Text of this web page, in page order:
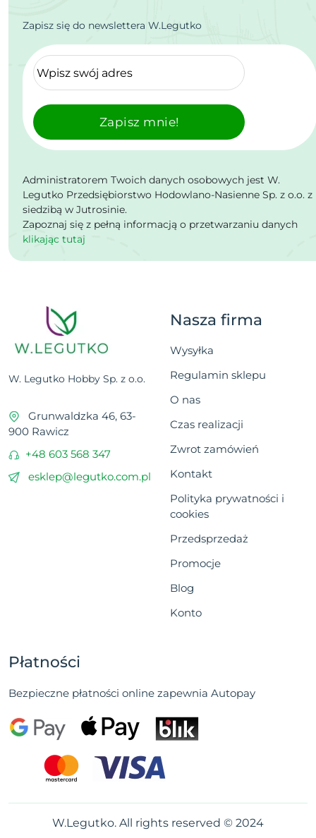
Zapisz się do newslettera W.Legutko
Zapisz mnie!
Administratorem Twoich danych osobowych jest W.
Legutko Przedsiębiorstwo Hodowlano-Nasienne Sp. z o.o. z
siedzibą w Jutrosinie.
Zapoznaj się z pełną informacją o przetwarzaniu danych
klikając tutaj
W. Legutko Hobby Sp. z o.o.
Grunwaldzka 46, 63-
900 Rawicz
+48 603 568 347
esklep@legutko.com.pl
Nasza firma
Wysyłka
Regulamin sklepu
O nas
Czas realizacji
Zwrot zamówień
Kontakt
Polityka prywatności i
cookies
Przedsprzedaż
Promocje
Blog
Konto
Płatności
Bezpieczne płatności online zapewnia Autopay
W.Legutko. All rights reserved © 2024